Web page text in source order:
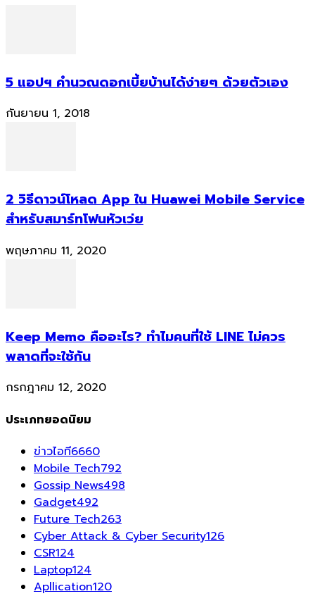
5 แอปฯ คำนวณดอกเบี้ยบ้านได้ง่ายๆ ด้วยตัวเอง
กันยายน 1, 2018
2 วิธีดาวน์โหลด App ใน Huawei Mobile Service
สำหรับสมาร์ทโฟนหัวเว่ย
พฤษภาคม 11, 2020
Keep Memo คืออะไร? ทำไมคนที่ใช้ LINE ไม่ควร
พลาดที่จะใช้กัน
กรกฎาคม 12, 2020
ประเภทยอดนิยม
ข่าวไอที6660
Mobile Tech792
Gossip News498
Gadget492
Future Tech263
Cyber Attack & Cyber Security126
CSR124
Laptop124
Apllication120